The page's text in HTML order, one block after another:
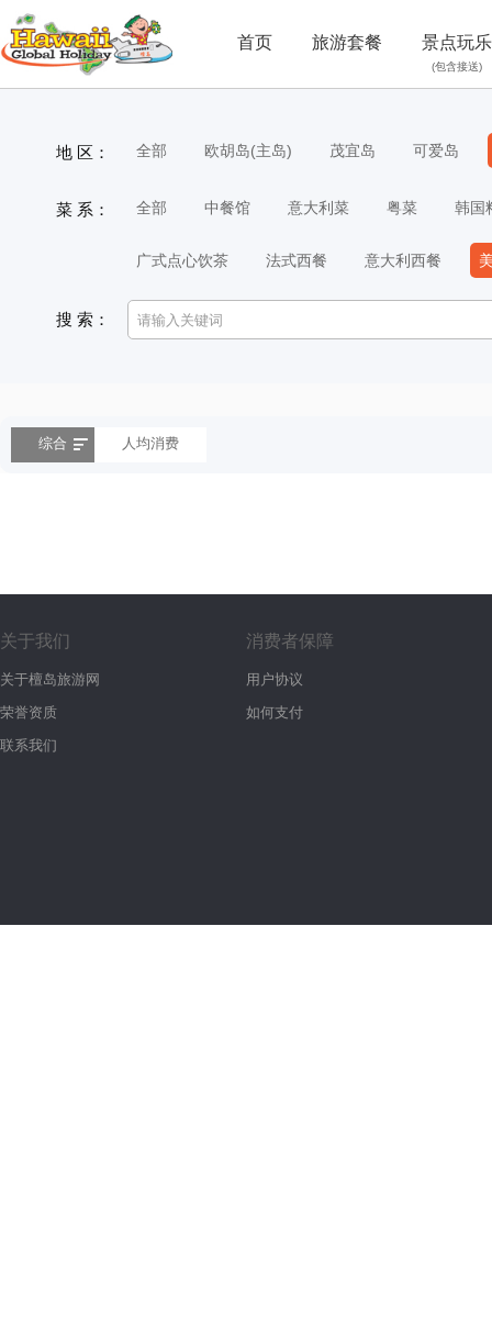
首页 旅游套餐 景点玩乐
(包含接送)
地 区： 全部 欧胡岛(主岛) 茂宜岛 可爱岛
菜 系： 全部 中餐馆 意大利菜 粤菜 韩国
广式点心饮茶 法式西餐 意大利西餐
搜 索：
综合 人均消费
关于我们
关于檀岛旅游网
荣誉资质
联系我们
消费者保障
用户协议
如何支付